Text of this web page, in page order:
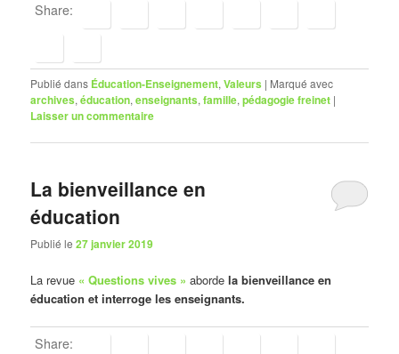
Share:
Publié dans Éducation-Enseignement,Valeurs | Marqué avec
archives,éducation,enseignants,famille,pédagogie freinet |
Laisser un commentaire
La bienveillance en
éducation
Publié le27 janvier 2019
La revue « Questions vives » abordela bienveillance en
éducation et interroge les enseignants.
Share: